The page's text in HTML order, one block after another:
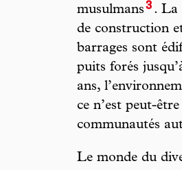
musulmans3 . La
de construction
barrages sont
puits forés
ans,
ce n’est peut-
communautés
Le monde du